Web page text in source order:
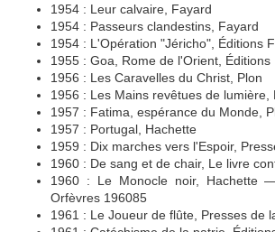
1954 : Leur calvaire, Fayard
1954 : Passeurs clandestins, Fayard
1954 : L'Opération "Jéricho", Éditions
1955 : Goa, Rome de l'Orient,
1956 : Les Caravelles du Christ, Plon
1956 : Les Mains revêtues de lumière,
1957 : Fatima, espérance du Monde,
1957 : Portugal, Hachette
1959 : Dix marches vers l'Espoir,
1960 : De sang et de chair, Le livre
1960 : Le Monocle noir, Hachette
Orfèvres 196085
1961 : Le Joueur de flûte, Presses de